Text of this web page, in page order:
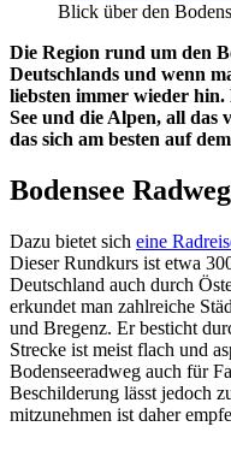
Blick über den
Die Region rund um den
Deutschlands und wenn
liebsten immer wieder
See und die Alpen, all das
das sich am besten auf
Bodensee
Dazu bietet sich eine
Dieser Rundkurs ist etwa
Deutschland auch durch
erkundet man zahlreiche
und Bregenz. Er besticht
Strecke ist meist flach und
Bodenseeradweg auch für
Beschilderung lässt jedoch
mitzunehmen ist daher